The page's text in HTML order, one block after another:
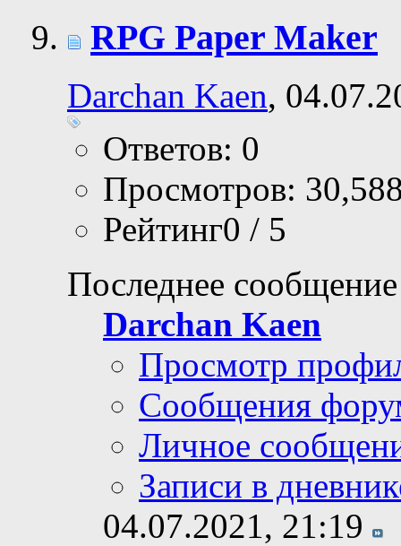
RPG Paper Maker
Darchan Kaen,
Ответов: 0
Просмотров:
Рейтинг0 / 5
Последнее
Darchan Kaen
Просмотр
Сообщения
Личное
Записи в
04.07.2021, 21:19